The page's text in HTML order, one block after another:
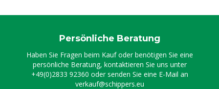
Persönliche Beratung
Haben Sie Fragen beim Kauf oder benötigen Sie eine
persönliche Beratung, kontaktieren Sie uns unter
+49(0)2833 92360 oder senden Sie eine E-Mail an
verkauf@schippers.eu